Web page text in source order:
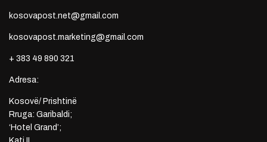
kosovapost.net@gmail.com
kosovapost.marketing@gmail.com
+ 383 49 890 321
Adresa:
Kosovë/ Prishtinë
Rruga: Garibaldi;
‘Hotel Grand’;